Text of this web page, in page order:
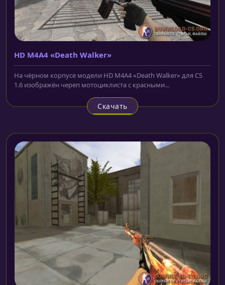
HD M4A4 «Death Walker»
На чёрном корпусе модели HD M4A4 «Death Walker» для CS
1.6 изображён череп мотоциклиста с красными...
Скачать